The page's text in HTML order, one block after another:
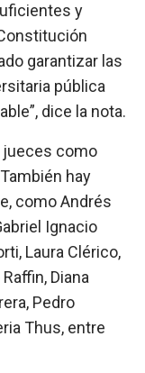
y
garantizar las
pública
dice la nota.
jueces como
hay
como Andrés
Ignacio
Laura Clérico,
Diana
Pedro
Thus, entre